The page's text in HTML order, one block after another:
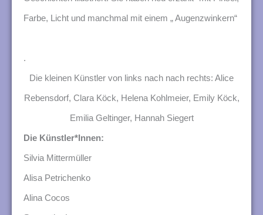
Farbe, Licht und manchmal mit einem „ Augenzwinkern“
.
Die kleinen Künstler von links nach nach rechts: Alice
Rebensdorf, Clara Köck, Helena Kohlmeier, Emily Köck,
Emilia Geltinger, Hannah Siegert
Die Künstler*Innen:
Silvia Mittermüller
Alisa Petrichenko
Alina Cocos